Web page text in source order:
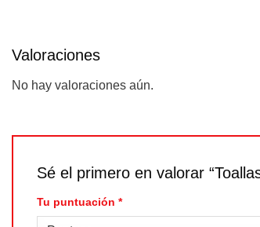
Valoraciones
No hay valoraciones aún.
Sé el primero en valorar
Tu puntuación *